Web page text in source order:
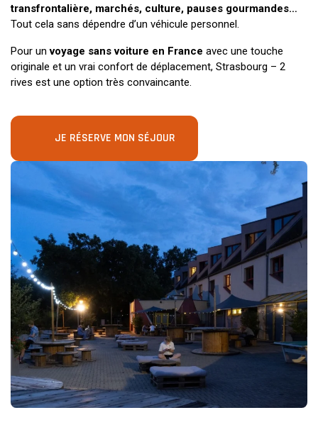
transfrontalière, marchés, culture, pauses gourmandes…
Tout cela sans dépendre d’un véhicule personnel.
Pour unvoyage sans voiture en France avec une touche
originale et un vrai confort de déplacement, Strasbourg – 2
rives est une option très convaincante.
JE RÉSERVE MON SÉJOUR